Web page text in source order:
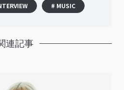
# MUSIC
連記事